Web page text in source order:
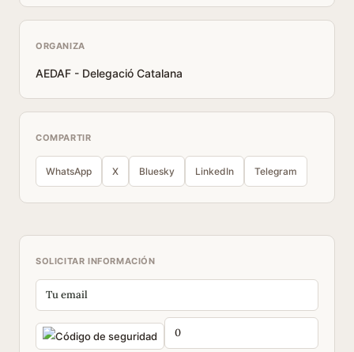
ORGANIZA
AEDAF - Delegació Catalana
COMPARTIR
WhatsApp X Bluesky LinkedIn Telegram
SOLICITAR INFORMACIÓN